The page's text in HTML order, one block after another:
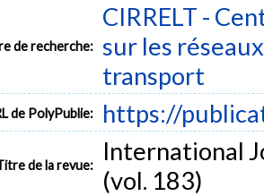
de recherche:
CIRRELT -
sur les
transport
de PolyPublie: https://
de la revue:
International
(vol. 183)